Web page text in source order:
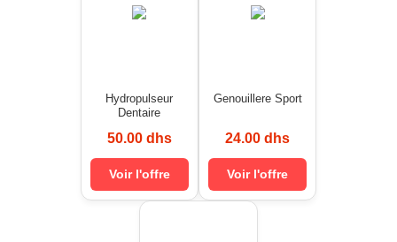
Hydropulseur
Dentaire
50.00 dhs
Voir l'offre
Genouillere Sport
24.00 dhs
Voir l'offre